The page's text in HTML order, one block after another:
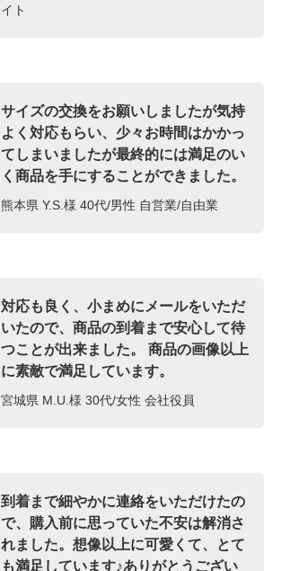
イト
サイズの交換をお願いしましたが気持
よく対応もらい、少々お時間はかかっ
てしまいましたが最終的には満足のい
く商品を手にすることができました。
熊本県 Y.S.様 40代/男性 自営業/自由業
対応も良く、小まめにメールをいただ
いたので、商品の到着まで安心して待
つことが出来ました。 商品の画像以上
に素敵で満足しています。
宮城県 M.U.様 30代/女性 会社役員
到着まで細やかに連絡をいただけたの
で、購入前に思っていた不安は解消さ
れました。想像以上に可愛くて、とて
も満足しています♪ありがとうござい